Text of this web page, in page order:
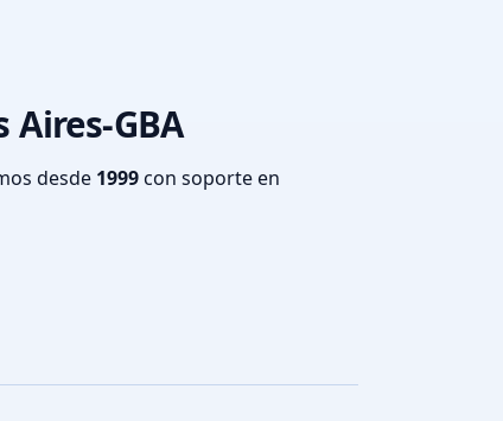
Aires-GBA
desde 1999con soporte en